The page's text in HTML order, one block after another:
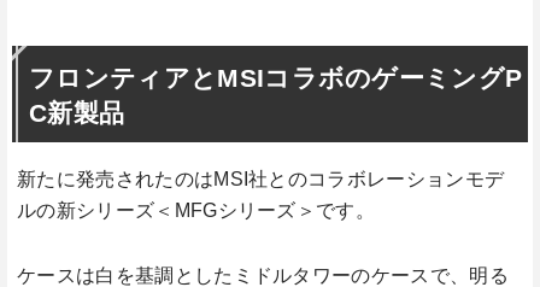
フロンティアとMSIコラボのゲーミングP
C新製品
新たに発売されたのはMSI社とのコラボレーションモデ
ルの新シリーズ＜MFGシリーズ＞です。
ケースは白を基調としたミドルタワーのケースで、明る